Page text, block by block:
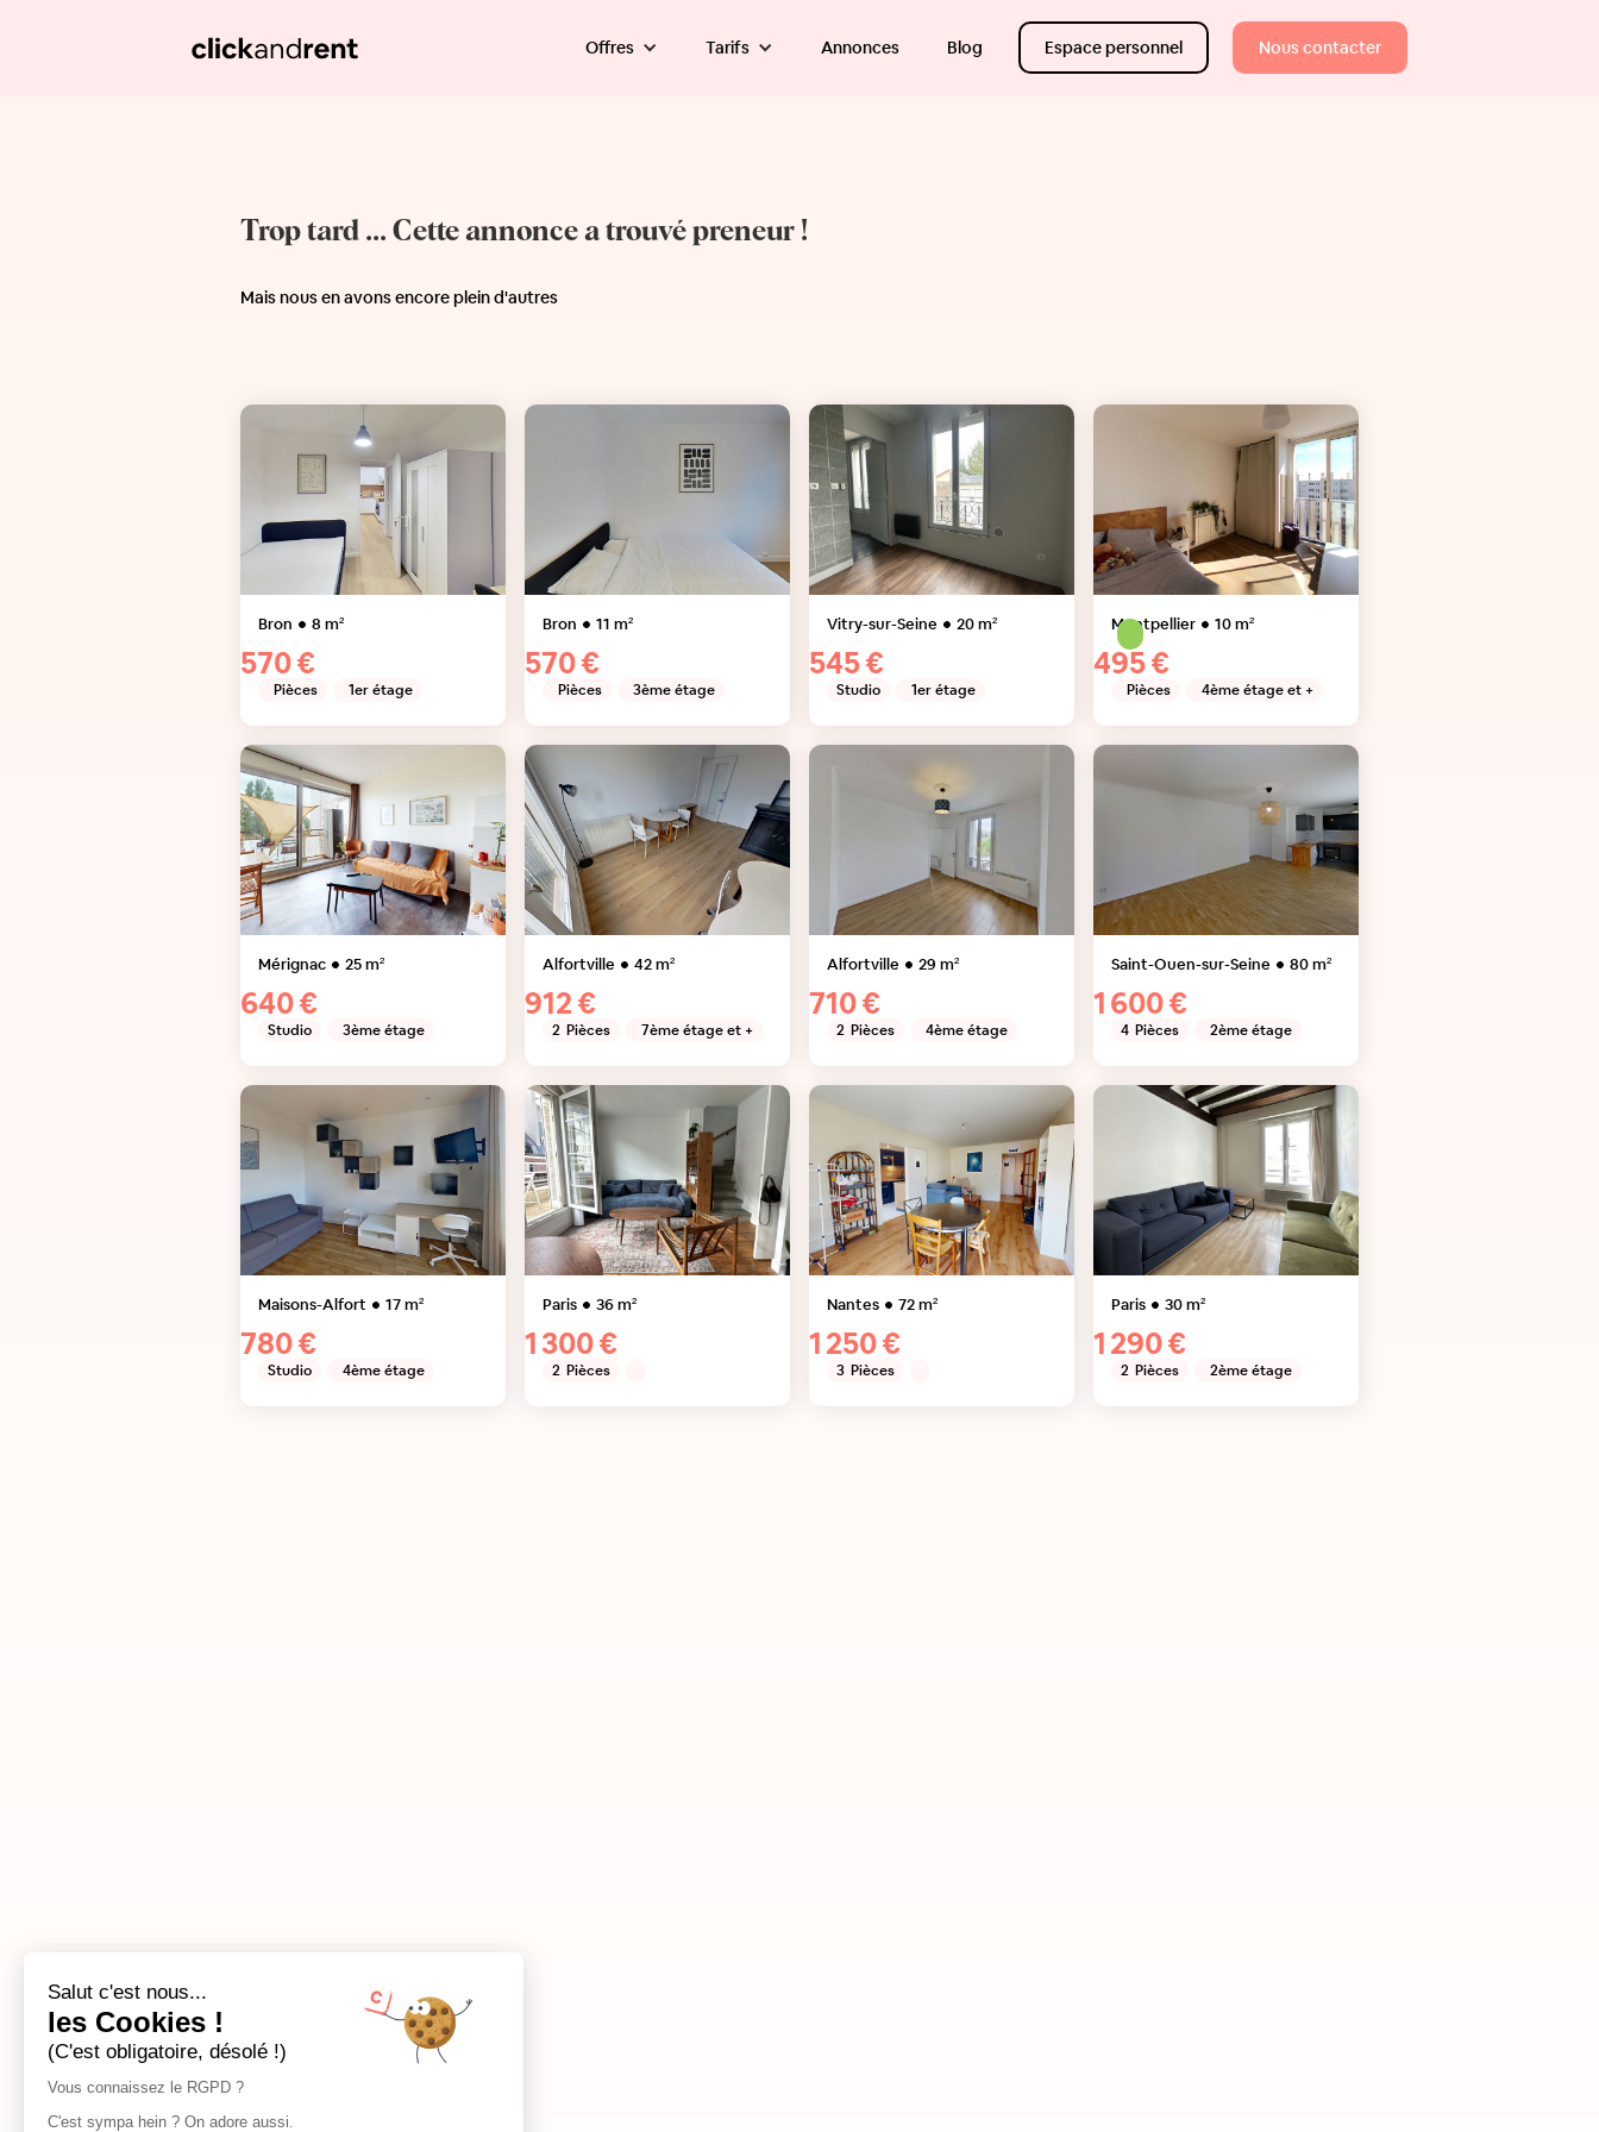
Offres Tarifs Annonces Blog Espace personnel Nous contacter
Trop tard ... Cette annonce a trouvé preneur !
Mais nous en avons encore plein d'autres
Bron 8 m²
570 €
Pièces 1er étage
Bron 11 m²
570 €
Pièces 3ème étage
Vitry-sur-Seine 20m²
545 €
Studio 1er étage
Montpellier 10m²
495 €
Pièces 4ème étage et +
Mérignac 25m²
640 €
Studio 3ème étage
Alfortville 42m²
912 €
2 Pièces 7ème étage et +
Alfortville 29 m²
710 €
2 Pièces 4ème étage
Saint-Ouen-sur-Seine 80m²
1 600 €
4 Pièces 2ème étage
Maisons-Alfort 17m²
780 €
Studio 4ème étage
Paris 36m²
1 300 €
2 Pièces
Nantes 72m²
1 250 €
3 Pièces
Paris 30m²
1 290 €
2 Pièces 2ème étage
Salut c'est nous...
les Cookies !
(C'est obligatoire, désolé !)
Vous connaissez le RGPD ?
C'est sympa hein ? On adore aussi.